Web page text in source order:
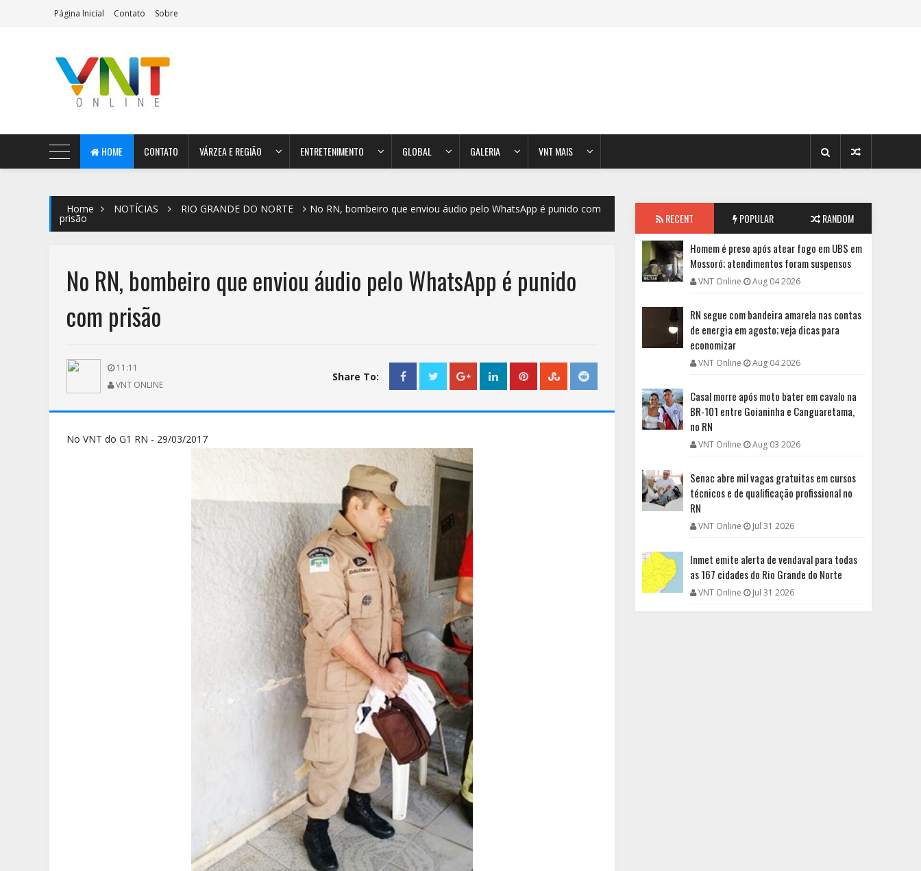
Página Inicial Contato Sobre
AeroMag Blogger Template
HOME CONTATO VÁRZEA E REGIÃO ENTRETENIMENTO GLOBAL GALERIA VNT MAIS
Home NOTÍCIAS RIO GRANDE DO NORTE No RN, bombeiro que enviou áudio pelo WhatsApp é punido com
prisão
No RN, bombeiro que enviou áudio pelo WhatsApp é punido
com prisão
11:11
VNT ONLINE
Share To:
No VNT do G1 RN - 29/03/2017
RECENT POPULAR RANDOM
Homem é preso após atear fogo em UBS em
Mossoró; atendimentos foram suspensos
VNT Online Aug 04 2026
RN segue com bandeira amarela nas contas
de energia em agosto; veja dicas para
economizar
VNT Online Aug 04 2026
Casal morre após moto bater em cavalo na
BR-101 entre Goianinha e Canguaretama,
no RN
VNT Online Aug 03 2026
Senac abre mil vagas gratuitas em cursos
técnicos e de qualificação profissional no
RN
VNT Online Jul 31 2026
Inmet emite alerta de vendaval para todas
as 167 cidades do Rio Grande do Norte
VNT Online Jul 31 2026